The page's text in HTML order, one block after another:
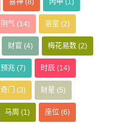
阴气 (14) 浴室 (2)
财官 (4) 梅花易数 (2)
预兆 (7) 时辰 (14)
奇门 (3) 财星 (5)
马周 (1) 座位 (6)